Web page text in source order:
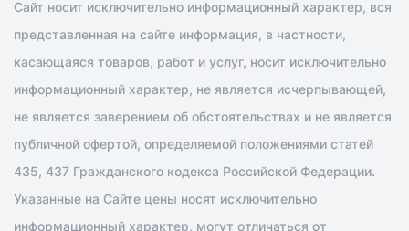
Сайт носит исключительно информационный характер, вся
представленная на сайте информация, в частности,
касающаяся товаров, работ и услуг, носит исключительно
информационный характер, не является исчерпывающей,
не является заверением об обстоятельствах и не является
публичной офертой, определяемой положениями статей
435, 437 Гражданского кодекса Российской Федерации.
Указанные на Сайте цены носят исключительно
информационный характер, могут отличаться от